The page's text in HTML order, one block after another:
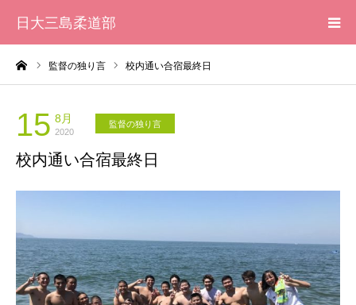
日大三島柔道部
監督の独り言 校内通い合宿最終日
15 8月
2020
監督の独り言
校内通い合宿最終日
HOME
柔道部 紹介
ブログ
写真集
応援メッセージ一覧